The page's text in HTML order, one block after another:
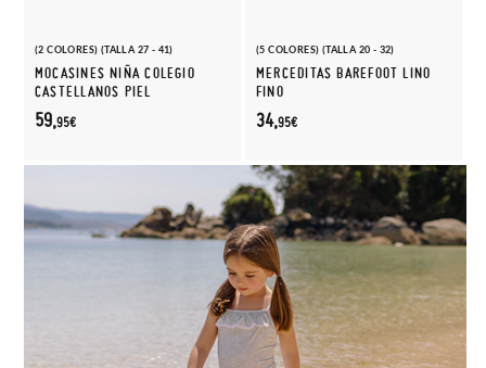
(2 COLORES) (TALLA 27 - 41)
MOCASINES NIÑA COLEGIO
CASTELLANOS PIEL
59,95€
(5 COLORES) (TALLA 20 - 32)
MERCEDITAS BAREFOOT LINO
FINO
34,95€